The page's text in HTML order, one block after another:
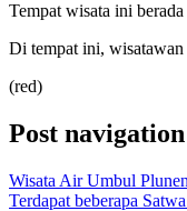
Tempat wisata ini
Di tempat ini, wisatawan
(red)
Post navigation
Wisata Air Umbul
Terdapat beberapa